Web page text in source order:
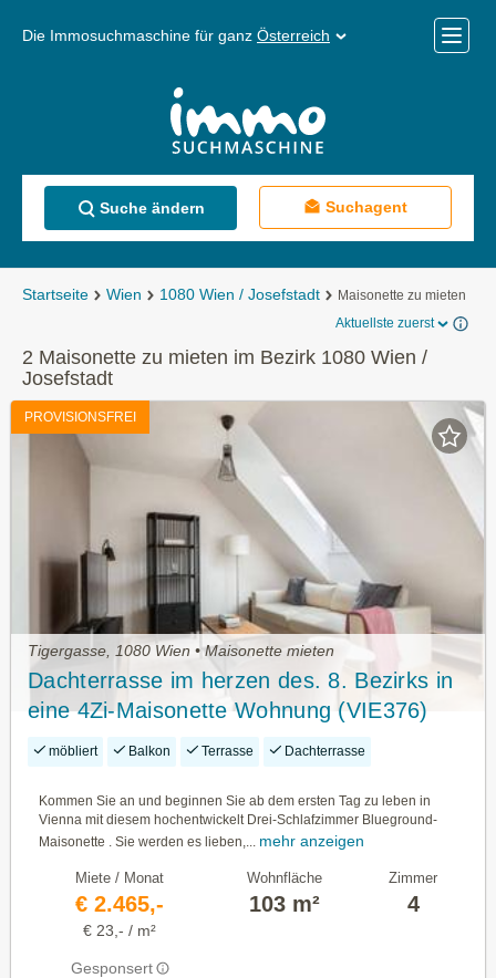
Die Immosuchmaschine für ganz Österreich
Menü
Suche ändern Suchagent
Startseite Wien 1080 Wien / Josefstadt
Maisonette zu mieten
Aktuellste zuerst
2 Maisonette zu mieten im Bezirk 1080 Wien /
Josefstadt
PROVISIONSFREI
Tigergasse, 1080 Wien • Maisonette mieten
Dachterrasse im herzen des. 8. Bezirks in
eine 4Zi-Maisonette Wohnung (VIE376)
möbliert Balkon Terrasse Dachterrasse
Kommen Sie an und beginnen Sie ab dem ersten Tag zu leben in
Vienna mit diesem hochentwickelt Drei-Schlafzimmer Blueground-
Maisonette . Sie werden es lieben,...
mehr anzeigen
Miete / Monat
€ 2.465,-
€ 23,- / m²
Gesponsert
Wohnfläche
103 m²
Zimmer
4